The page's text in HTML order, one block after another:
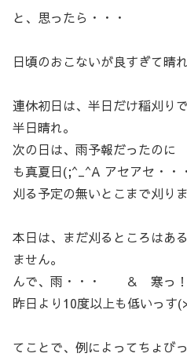
と、思ったら・・・
日頃のおこないが良すぎて
連休初日は、半日だけ稲刈り
半日晴れ。
次の日は、雨予報だったの
も真夏日(;^_^A アセアセ・・・
刈る予定の無いとこまで刈り
本日は、まだ刈るところはあ
ません。
んで、雨・・・ ＆ 寒っ！
昨日より10度以上も低いっす
てことで、例によってちょび